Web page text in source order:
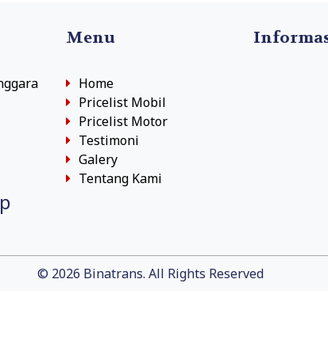
Menu
Home
Pricelist Mobil
Pricelist Motor
Testimoni
Galery
Tentang Kami
© 2026 Binatrans. All Rights Reserved